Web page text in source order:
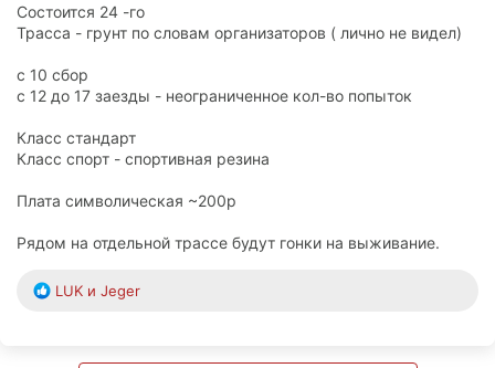
Состоится 24 -го
Трасса - грунт по словам организаторов ( лично не видел)
с 10 сбор
с 12 до 17 заезды - неограниченное кол-во попыток
Класс стандарт
Класс спорт - спортивная резина
Плата символическая ~200р
Рядом на отдельной трассе будут гонки на выживание.
РLUK и Jeger